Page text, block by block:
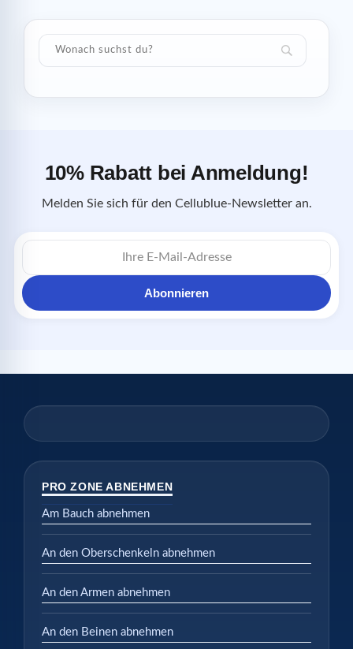
10% Rabatt bei Anmeldung!
Melden Sie sich für den Cellublue-Newsletter an.
E-
Mail-
Abonnieren
PRO ZONE ABNEHMEN
Am Bauch abnehmen
An den Oberschenkeln abnehmen
An den Armen abnehmen
An den Beinen abnehmen